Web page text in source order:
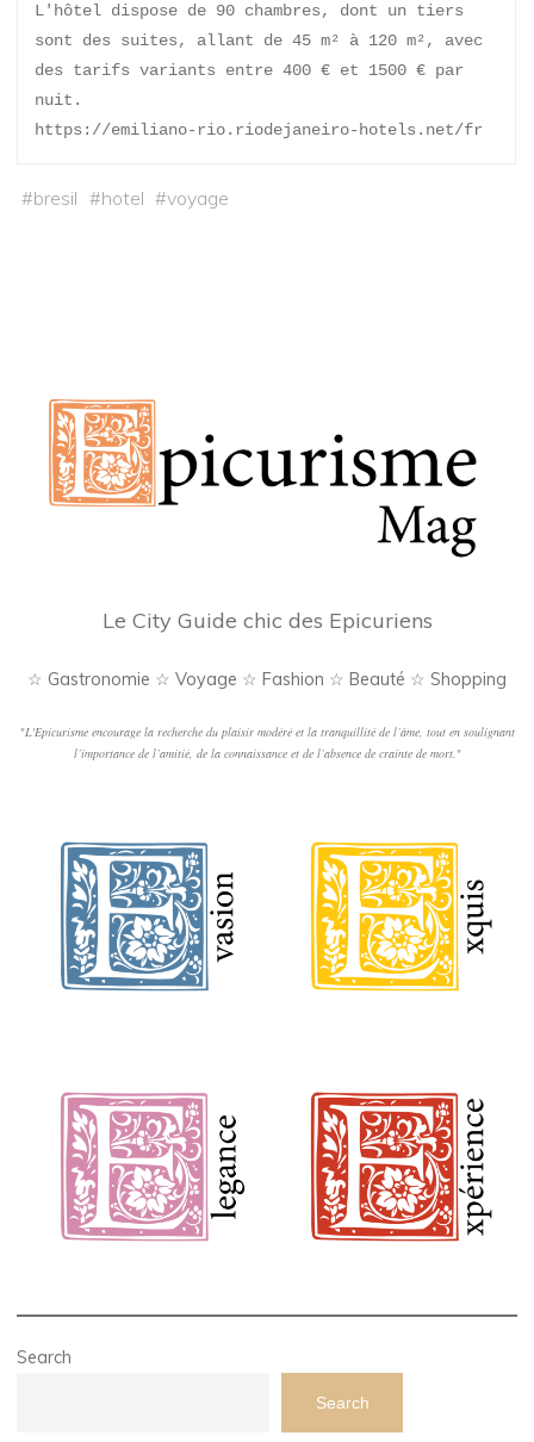
L'hôtel dispose de 90 chambres, dont un tiers
sont des suites, allant de 45 m² à 120 m², avec
des tarifs variants entre 400 € et 1500 € par
nuit.
https://emiliano-rio.riodejaneiro-hotels.net/fr
#bresil #hotel #voyage
Le City Guide chic des Epicuriens
☆ Gastronomie ☆ Voyage ☆ Fashion ☆ Beauté ☆ Shopping
"L'Epicurisme encourage la recherche du plaisir modéré et la tranquillité de l’âme, tout en soulignant
l’importance de l’amitié, de la connaissance et de l’absence de crainte de mort."
Search
Search